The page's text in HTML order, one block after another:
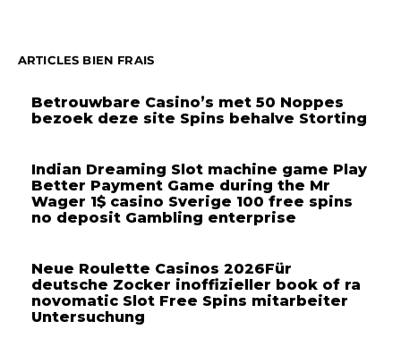
ARTICLES BIEN FRAIS
Betrouwbare Casino’s met 50 Noppes
bezoek deze site Spins behalve Storting
Indian Dreaming Slot machine game Play
Better Payment Game during the Mr
Wager 1$ casino Sverige 100 free spins
no deposit Gambling enterprise
Neue Roulette Casinos 2026Für
deutsche Zocker inoffizieller book of ra
novomatic Slot Free Spins mitarbeiter
Untersuchung